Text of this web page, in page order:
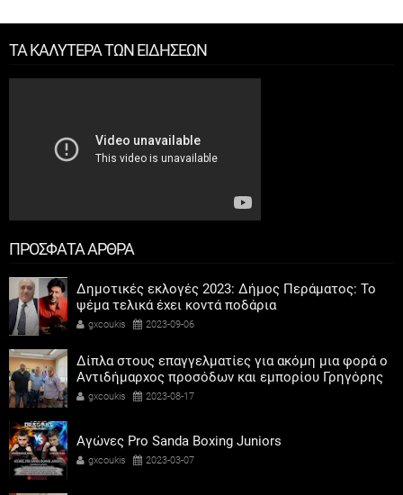
ΤΑ ΚΑΛΥΤΕΡΑ ΤΩΝ ΕΙΔΗΣΕΩΝ
ΠΡΟΣΦΑΤΑ ΑΡΘΡΑ
Δημοτικές εκλογές 2023: Δήμος Περάματος: Το
ψέμα τελικά έχει κοντά ποδάρια
gxcoukis 2023-09-06
Δίπλα στους επαγγελματίες για ακόμη μια φορά ο
Αντιδήμαρχος προσόδων και εμπορίου Γρηγόρης
Καψοκόλης
gxcoukis 2023-08-17
Αγώνες Pro Sanda Boxing Juniors
gxcoukis 2023-03-07